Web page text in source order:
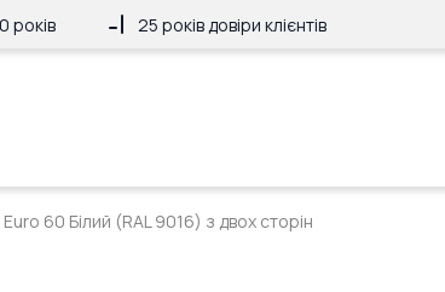
років 25 років довіри клієнтів
60 Білий (RAL 9016) з двох сторін